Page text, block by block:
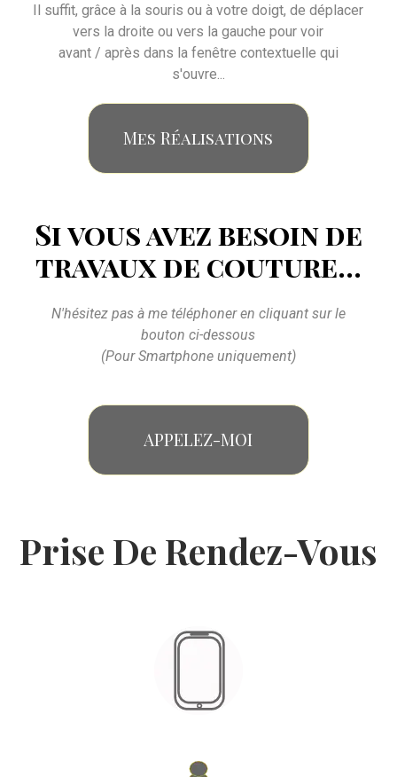
Il suffit, grâce à la souris ou à votre doigt, de déplacer
vers la droite ou vers la gauche pour voir
avant / après dans la fenêtre contextuelle qui
s'ouvre...
Mes Réalisations
Si vous avez besoin de
travauxde couture...
N'hésitez pas à me téléphoner en cliquant sur le
bouton ci-dessous
(Pour Smartphone uniquement)
APPELEZ-MOI
Prise De Rendez-Vous